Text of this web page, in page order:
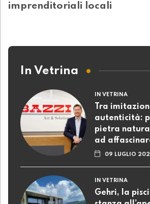
imprenditoriali locali
In Vetrina
IN VETRINA
Tra
autenticità:
pietra
ad
09 LUGLIO
IN VETRINA
Gehri, la